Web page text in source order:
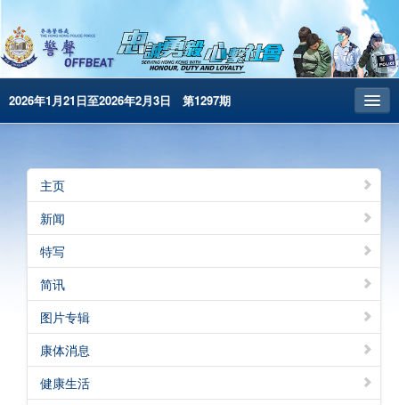
2026年1月21日至2026年2月3日 第1297期
昔日警声
警务处主页
繁體版
English
电子书版
警声特刊
主页
新闻
特写
简讯
图片专辑
康体消息
健康生活